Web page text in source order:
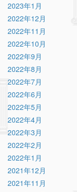
2023年1月
2022年12月
2022年11月
2022年10月
2022年9月
2022年8月
2022年7月
2022年6月
2022年5月
2022年4月
2022年3月
2022年2月
2022年1月
2021年12月
2021年11月